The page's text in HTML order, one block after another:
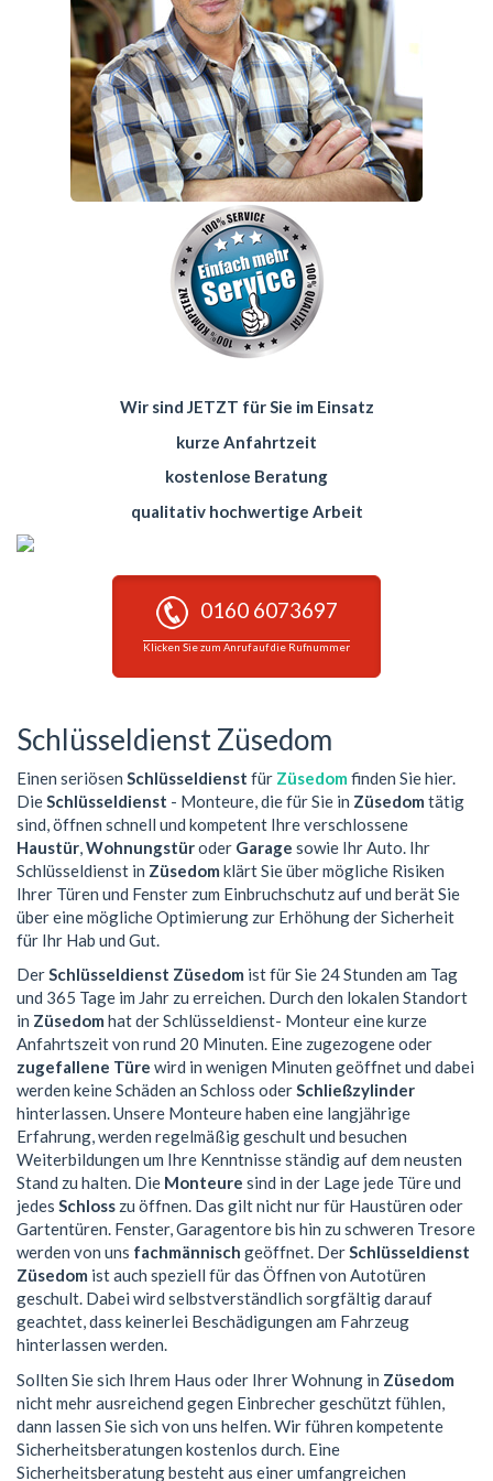
Wir sind JETZT für Sie im Einsatz
kurze Anfahrtzeit
kostenlose Beratung
qualitativ hochwertige Arbeit
0160 6073697
Klicken Sie zum Anruf auf die Rufnummer
Schlüsseldienst Züsedom
Einen seriösen Schlüsseldienst für Züsedom finden Sie hier.
DieSchlüsseldienst - Monteure, die für Sie in Züsedom tätig
sind, öffnen schnell und kompetent Ihre verschlossene
Haustür,Wohnungstüroder Garage sowie Ihr Auto. Ihr
Schlüsseldienst in Züsedom klärt Sie über mögliche Risiken
Ihrer Türen und Fenster zum Einbruchschutz auf und berät Sie
über eine mögliche Optimierung zur Erhöhung der Sicherheit
für Ihr Hab und Gut.
DerSchlüsseldienst Züsedom ist für Sie 24 Stunden am Tag
und 365 Tage im Jahr zu erreichen. Durch den lokalen Standort
in Züsedom hat der Schlüsseldienst- Monteur eine kurze
Anfahrtszeit von rund 20 Minuten. Eine zugezogene oder
zugefallene Türe wird in wenigen Minuten geöffnet und dabei
werden keine Schäden an Schloss oderSchließzylinder
hinterlassen. Unsere Monteure haben eine langjährige
Erfahrung, werden regelmäßig geschult und besuchen
Weiterbildungen um Ihre Kenntnisse ständig auf dem neusten
Stand zu halten. Die Monteure sind in der Lage jede Türe und
jedes Schloss zu öffnen. Das gilt nicht nur für Haustüren oder
Gartentüren. Fenster, Garagentore bis hin zu schweren Tresore
werden von uns fachmännisch geöffnet. DerSchlüsseldienst
Züsedom ist auch speziell für das Öffnen von Autotüren
geschult. Dabei wird selbstverständlich sorgfältig darauf
geachtet, dass keinerlei Beschädigungen am Fahrzeug
hinterlassen werden.
Sollten Sie sich Ihrem Haus oder Ihrer Wohnung in Züsedom
nicht mehr ausreichend gegen Einbrecher geschützt fühlen,
dann lassen Sie sich von uns helfen. Wir führen kompetente
Sicherheitsberatungen kostenlos durch. Eine
Sicherheitsberatung besteht aus einer umfangreichen